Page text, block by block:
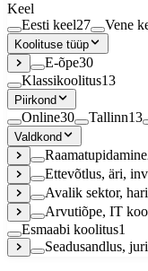
Keel
Eesti keel27 Vene
Koolituse tüüp
E-õpe30
Klassikoolitus13
Piirkond
Online30 Tallinn13
Valdkond
Raamatupidamine
Ettevõtlus, äri,
Avalik sektor,
Arvutiõpe, IT
Esmaabi koolitus1
Seadusandlus,